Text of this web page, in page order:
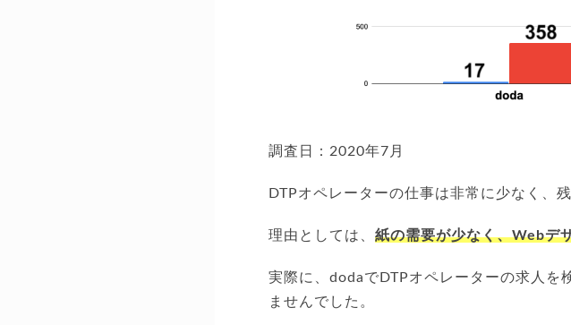
調査日：2020年7月
DTPオペレーターの仕事は非常に少なく、
理由としては、紙の需要が少なく、Webデ
実際に、dodaでDTPオペレーターの求人を
ませんでした。